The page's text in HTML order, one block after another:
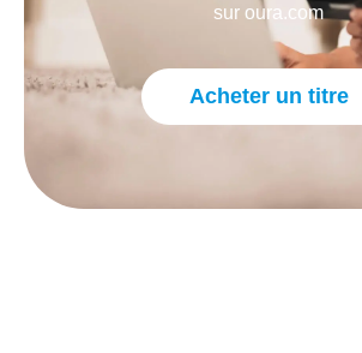
sur oura.com
Acheter un titre